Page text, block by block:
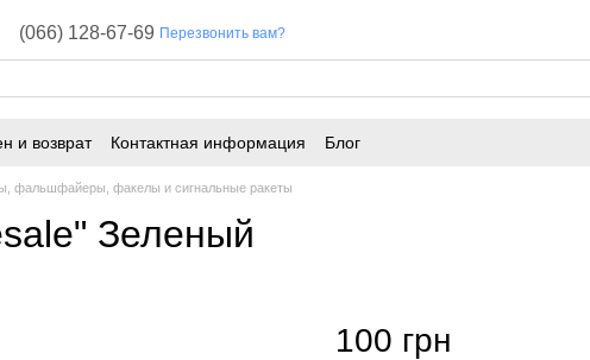
(066) 128-67-69 Перезвонить вам?
и возврат Контактная информация Блог
фальшфайеры, факелы и сигнальные ракеты
Зеленый
100 грн